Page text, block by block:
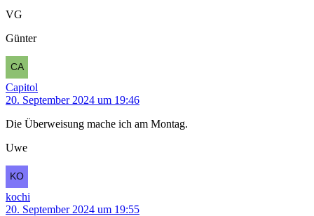
VG
Günter
Capitol
20. September 2024 um 19:46
Die Überweisung mache ich am Montag.
Uwe
kochi
20. September 2024 um 19:55